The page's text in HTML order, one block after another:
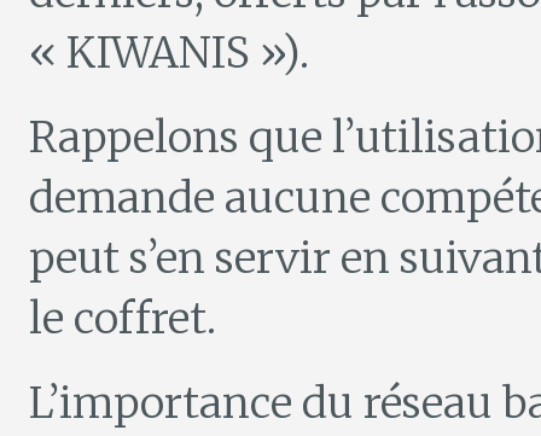
« KIWANIS »).
Rappelons que
demande aucune
peut s’en servir en
le coffret.
L’importance du réseau